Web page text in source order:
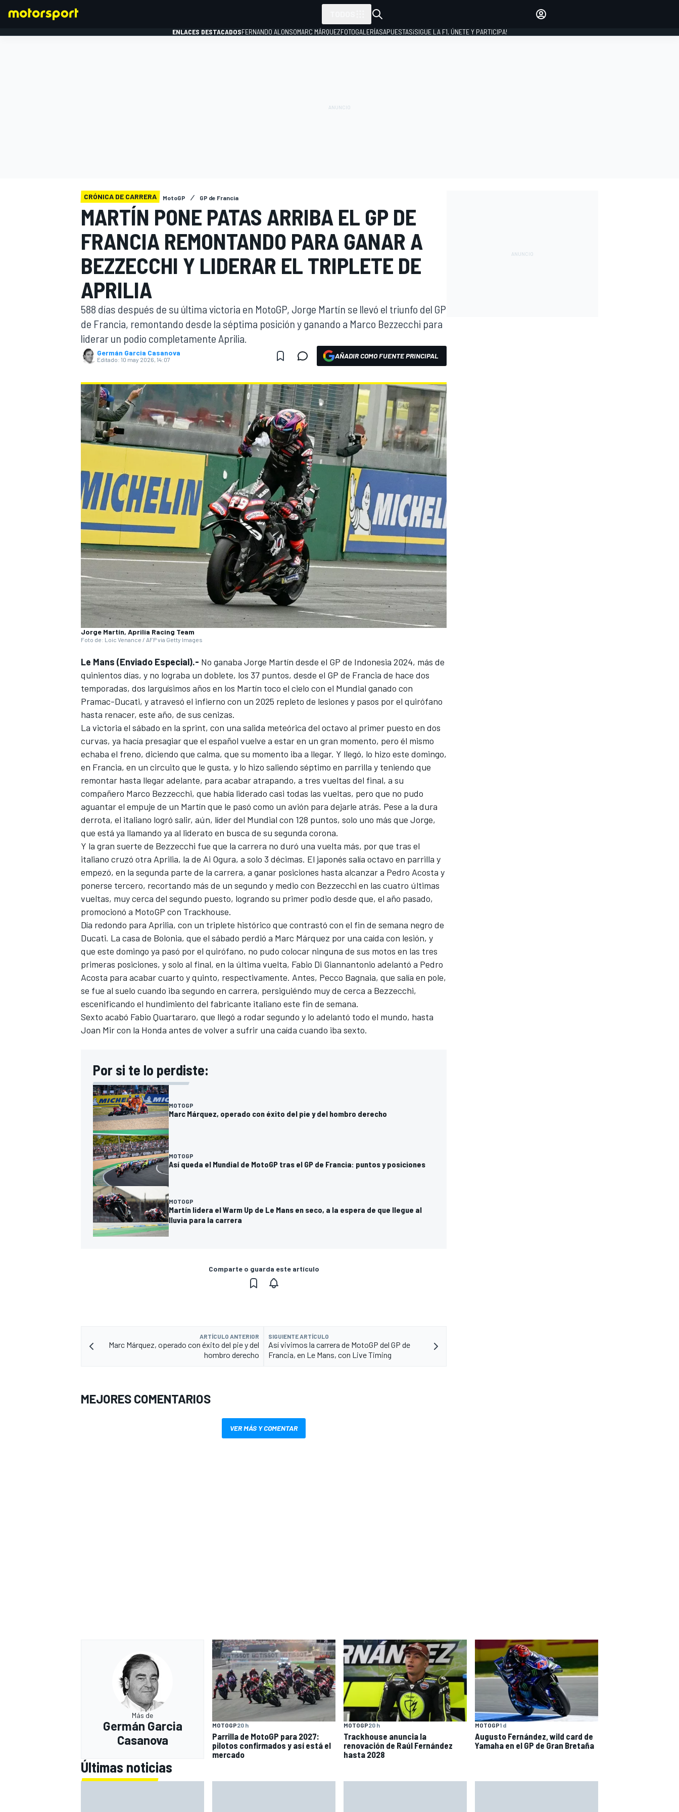
WEC FÓRMULA E
ENLACES DESTACADOSFERNANDO ALONSOMARC MÁRQUEZFOTOGALERÍASAPUESTAS¡SIGUE LA F1, ÚNETE Y PARTICIPA!
CRÓNICA DE CARRERA MotoGP GP de Francia
MARTÍN PONE PATAS ARRIBA EL GP DE
FRANCIA REMONTANDO PARA GANAR A
BEZZECCHI Y LIDERAR EL TRIPLETE DE
APRILIA
588 días después de su última victoria en MotoGP, Jorge Martín se llevó el triunfo del GP
de Francia, remontando desde la séptima posición y ganando a Marco Bezzecchi para
liderar un podio completamente Aprilia.
Germán Garcia Casanova
Editado: 10 may 2026, 14:07 AÑADIR COMO FUENTE PRINCIPAL
Jorge Martín, Aprilia Racing Team
Foto de: Loic Venance / AFP via Getty Images
Le Mans (Enviado Especial).- No ganaba Jorge Martín desde el GP de Indonesia 2024, más de
quinientos días, y no lograba un doblete, los 37 puntos, desde el GP de Francia de hace dos
temporadas, dos larguísimos años en los Martín toco el cielo con el Mundial ganado con
Pramac-Ducati, y atravesó el infierno con un 2025 repleto de lesiones y pasos por el quirófano
hasta renacer, este año, de sus cenizas.
La victoria el sábado en la sprint, con una salida meteórica del octavo al primer puesto en dos
curvas, ya hacía presagiar que el español vuelve a estar en un gran momento, pero él mismo
echaba el freno, diciendo que calma, que su momento iba a llegar. Y llegó, lo hizo este domingo,
en Francia, en un circuito que le gusta, y lo hizo saliendo séptimo en parrilla y teniendo que
remontar hasta llegar adelante, para acabar atrapando, a tres vueltas del final, a su
compañero Marco Bezzecchi, que había liderado casi todas las vueltas, pero que no pudo
aguantar el empuje de un Martín que le pasó como un avión para dejarle atrás. Pese a la dura
derrota, el italiano logró salir, aún, líder del Mundial con 128 puntos, solo uno más que Jorge,
que está ya llamando ya al liderato en busca de su segunda corona.
Y la gran suerte de Bezzecchi fue que la carrera no duró una vuelta más, por que tras el
italiano cruzó otra Aprilia, la de Ai Ogura, a solo 3 décimas. El japonés salía octavo en parrilla y
empezó, en la segunda parte de la carrera, a ganar posiciones hasta alcanzar a Pedro Acosta y
ponerse tercero, recortando más de un segundo y medio con Bezzecchi en las cuatro últimas
vueltas, muy cerca del segundo puesto, logrando su primer podio desde que, el año pasado,
promocionó a MotoGP con Trackhouse.
Día redondo para Aprilia, con un triplete histórico que contrastó con el fin de semana negro de
Ducati. La casa de Bolonia, que el sábado perdió a Marc Márquez por una caída con lesión, y
que este domingo ya pasó por el quirófano, no pudo colocar ninguna de sus motos en las tres
primeras posiciones, y solo al final, en la última vuelta, Fabio Di Giannantonio adelantó a Pedro
Acosta para acabar cuarto y quinto, respectivamente. Antes, Pecco Bagnaia, que salía en pole,
se fue al suelo cuando iba segundo en carrera, persiguiéndo muy de cerca a Bezzecchi,
escenificando el hundimiento del fabricante italiano este fin de semana.
Sexto acabó Fabio Quartararo, que llegó a rodar segundo y lo adelantó todo el mundo, hasta
Joan Mircon la Honda antes de volver a sufrir una caída cuando iba sexto.
Por si te lo perdiste:
MOTOGP
Marc Márquez, operado con éxito del pie y del hombro derecho
MOTOGP
Así queda el Mundial de MotoGP tras el GP de Francia: puntos y posiciones
MOTOGP
Martín lidera el Warm Up de Le Mans en seco, a la espera de que llegue al
lluvia para la carrera
Comparte o guarda este artículo
ARTÍCULO ANTERIOR
Marc Márquez, operado con éxito del pie y del
hombro derecho
SIGUIENTE ARTÍCULO
Así vivimos la carrera de MotoGP del GP de
Francia, en Le Mans, con Live Timing
MEJORES COMENTARIOS
VER MÁS Y COMENTAR
Más de
Germán Garcia
Casanova
MOTOGP20 h
Parrilla de MotoGP para 2027:
pilotos confirmados y así está el
mercado
MOTOGP20 h
Trackhouse anuncia la
renovación de Raúl Fernández
hasta 2028
MOTOGP1 d
Augusto Fernández, wild card de
Yamaha en el GP de Gran Bretaña
Últimas noticias